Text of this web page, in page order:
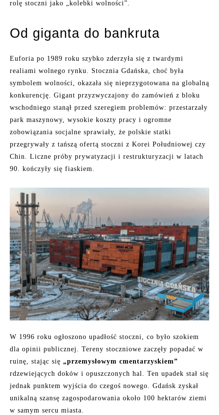
rolę stoczni jako „kolebki wolności”.
Od giganta do bankruta
Euforia po 1989 roku szybko zderzyła się z twardymi
realiami wolnego rynku. Stocznia Gdańska, choć była
symbolem wolności, okazała się nieprzygotowana na globalną
konkurencję. Gigant przyzwyczajony do zamówień z bloku
wschodniego stanął przed szeregiem problemów: przestarzały
park maszynowy, wysokie koszty pracy i ogromne
zobowiązania socjalne sprawiały, że polskie statki
przegrywały z tańszą ofertą stoczni z Korei Południowej czy
Chin. Liczne próby prywatyzacji i restrukturyzacji w latach
90. kończyły się fiaskiem.
W 1996 roku ogłoszono upadłość stoczni, co było szokiem
dla opinii publicznej. Tereny stoczniowe zaczęły popadać w
ruinę, stając się „przemysłowym cmentarzyskiem”
rdzewiejących doków i opuszczonych hal. Ten upadek stał się
jednak punktem wyjścia do czegoś nowego. Gdańsk zyskał
unikalną szansę zagospodarowania około 100 hektarów ziemi
w samym sercu miasta.